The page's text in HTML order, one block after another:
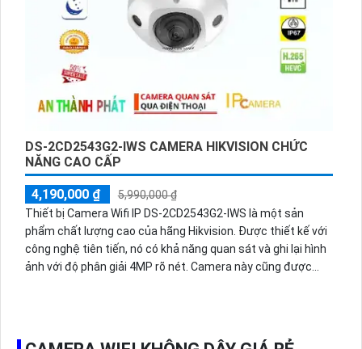
DS-2CD2543G2-IWS CAMERA HIKVISION CHỨC
NĂNG CAO CẤP
4,190,000 ₫
5,990,000 ₫
Thiết bị Camera Wifi IP DS-2CD2543G2-IWS là một sản
phẩm chất lượng cao của hãng Hikvision. Được thiết kế với
công nghệ tiên tiến, nó có khả năng quan sát và ghi lại hình
ảnh với độ phân giải 4MP rõ nét. Camera này cũng được
chỉ khi có sự kiện xảy ra, giúp tiết kiệm dung lượng lưu trữ.